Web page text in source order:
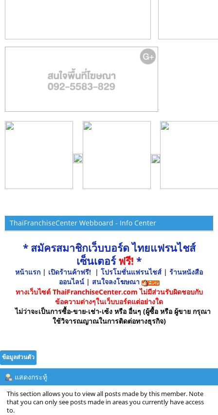
ThaiFranchiseCenter Webboard - Info Center
* สมัครสมาชิกเว็บบอร์ด ไทยแฟรนไชส์
เซ็นเตอร์ฟรี! *
หน้าแรก | เปิดร้านค้าฟรี! | โปรโมชั่นแฟรนไชส์ | ร้านหนังสือ
ออนไลน์ | สนใจลงโฆษณา
ทางเว็บไซต์ ThaiFranchiseCenter.com ไม่มีส่วนรับผิดชอบกับ
ข้อความต่างๆในเว็บบอร์ดแต่อย่างใด
ไม่ว่าจะเป็นการซื้อ-ขาย-เช่า-เซ้ง หรือ อื่นๆ (ผู้ซื้อ หรือ ผู้ขาย กรุณา
ใช้วิจารณญาณในการติดต่อทางธุรกิจ)
ข้อมูลส่วนตัว
แสดงกระทู้
This section allows you to view all posts made by this member. Note
that you can only see posts made in areas you currently have access
to.